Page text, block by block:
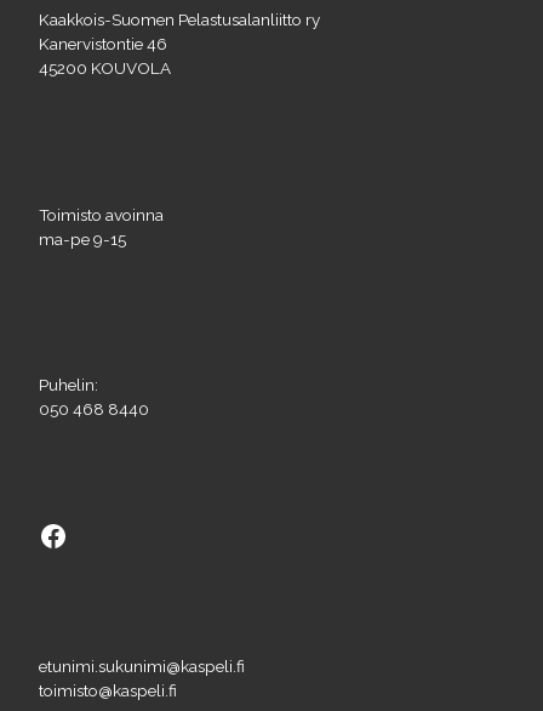
Kaakkois-Suomen Pelastusalanliitto ry
Kanervistontie 46
45200 KOUVOLA
Toimisto avoinna
ma-pe 9-15
Puhelin:
050 468 8440
Facebook
etunimi.sukunimi@kaspeli.fi
toimisto@kaspeli.fi